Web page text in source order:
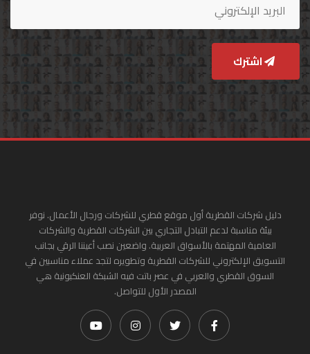
اشترك
دليل شركات القطرية أول موقع قطري للشركات ورجال الأعمال. نوفر
بيئة مناسبة لدعم التبادل التجاري بين الشركات القطرية والشركات
العامية المهتمة بالأسواق العربية. واضعين نصب أعيننا الرقي بجانب
التسويق الإلكتروني للشركات القطرية وتطويره لتجد عملاء مناسبين في
السوق القطري والعربي في عصر باتت فيه الشبكة العنكبونية هي
المصدر الأول للتواصل.